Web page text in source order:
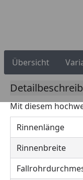
Übersicht
Mit diesem
Rinnenlänge
Rinnenbreite